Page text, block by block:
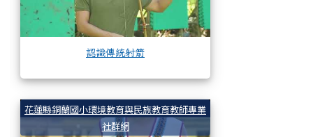
認識傳統射箭
花蓮縣銅蘭國小環境教育與民族教育教師專業
社群網